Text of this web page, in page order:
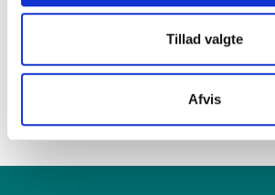
Tillad valgte
Afvis
Find din lokale forretningher